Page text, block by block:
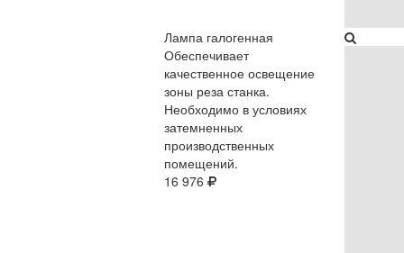
Лампа галогенная​
Обеспечивает
качественное освещение
зоны реза станка.
Необходимо в условиях
затемненных
производственных
помещений.
16 976